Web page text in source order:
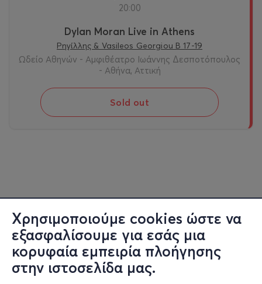
Χρησιμοποιούμε cookies ώστε να
εξασφαλίσουμε για εσάς μια
κορυφαία εμπειρία πλοήγησης
στην ιστοσελίδα μας.
20:00
Dylan Moran Live in Athens
Ρηγίλλης & Vasileos Georgiou B 17-19
Ωδείο Αθηνών - Αμφιθέατρο Ιωάννης Δεσποτόπουλος
- Αθήνα, Αττική
Sold out